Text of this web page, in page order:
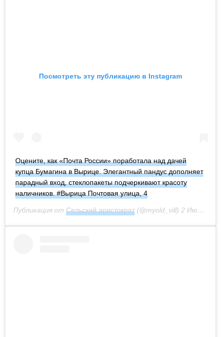
Посмотреть эту публикацию в Instagram
Оцените, как «Почта России» поработала над дачей
купца Бумагина в Вырице. Элегантный пандус дополняет
парадный вход, стеклопакеты подчеркивают красоту
наличников. #Вырица Почтовая улица, 4
Публикация от Сельский аристократ (@myold_vill) 2 Июн 2020 в 9:43 PDT